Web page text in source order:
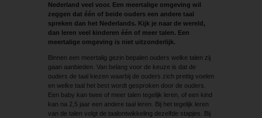
Nederland veel voor. Een meertalige omgeving wil
zeggen dat één of beide ouders een andere taal
spreken dan het Nederlands. Kijk je naar de wereld,
dan leren veel kinderen één of meer talen. Een
meertalige omgeving is niet uitzonderlijk.
Binnen een meertalig gezin bepalen ouders welke talen zij
gaan aanbieden. Van belang voor de keuze is dat de
ouders de taal kiezen waarbij de ouders zich prettig voelen
en welke taal het best wordt gesproken door de ouders.
Een baby kan twee of meer talen tegelijk leren, of een kind
kan na 2,5 jaar een andere taal leren. Bij het tegelijk leren
van de talen volgt de taalontwikkeling dezelfde stapjes. Bij